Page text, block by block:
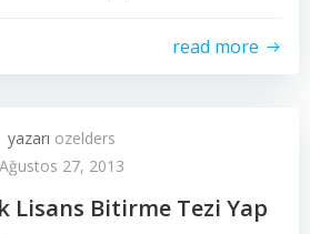
read more
yazarı ozelders
Ağustos 27, 2013
Lisans Bitirme Tezi Yap